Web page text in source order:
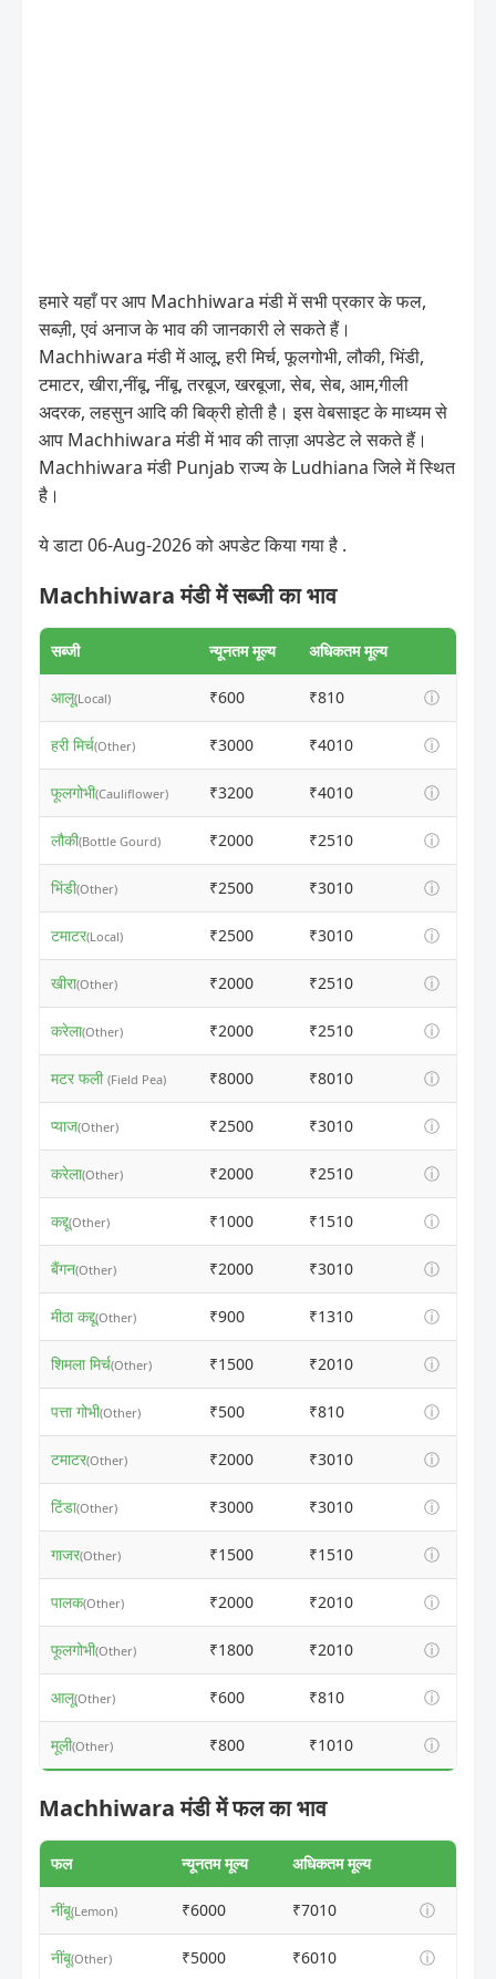
हमारे यहाँ पर आप Machhiwara मंडी में सभी प्रकार के फल,
सब्ज़ी, एवं अनाज के भाव की जानकारी ले सकते हैं।
Machhiwara मंडी में आलू, हरी मिर्च, फूलगोभी, लौकी, भिंडी,
टमाटर, खीरा,नींबू, नींबू, तरबूज, खरबूजा, सेब, सेब, आम,गीली
अदरक, लहसुन आदि की बिक्री होती है। इस वेबसाइट के माध्यम से
आप Machhiwara मंडी में भाव की ताज़ा अपडेट ले सकते हैं।
Machhiwara मंडी Punjab राज्य के Ludhiana जिले में स्थित
है।
ये डाटा 06-Aug-2026 को अपडेट किया गया है .
Machhiwara मंडी में सब्जी का भाव
सब्जी न्यूनतम मूल्य अधिकतम मूल्य
आलू(Local) ₹600 ₹810 ⓘ
हरी मिर्च(Other) ₹3000 ₹4010 ⓘ
फूलगोभी(Cauliflower) ₹3200 ₹4010 ⓘ
लौकी(Bottle Gourd) ₹2000 ₹2510 ⓘ
भिंडी(Other) ₹2500 ₹3010 ⓘ
टमाटर(Local) ₹2500 ₹3010 ⓘ
खीरा(Other) ₹2000 ₹2510 ⓘ
करेला(Other) ₹2000 ₹2510 ⓘ
मटर फली (Field Pea) ₹8000 ₹8010 ⓘ
प्याज(Other) ₹2500 ₹3010 ⓘ
करेला(Other) ₹2000 ₹2510 ⓘ
कद्दू(Other) ₹1000 ₹1510 ⓘ
बैंगन(Other) ₹2000 ₹3010 ⓘ
मीठा कद्दू(Other) ₹900 ₹1310 ⓘ
शिमला मिर्च(Other) ₹1500 ₹2010 ⓘ
पत्ता गोभी(Other) ₹500 ₹810 ⓘ
टमाटर(Other) ₹2000 ₹3010 ⓘ
टिंडा(Other) ₹3000 ₹3010 ⓘ
गाजर(Other) ₹1500 ₹1510 ⓘ
पालक(Other) ₹2000 ₹2010 ⓘ
फूलगोभी(Other) ₹1800 ₹2010 ⓘ
आलू(Other) ₹600 ₹810 ⓘ
मूली(Other) ₹800 ₹1010 ⓘ
Machhiwara मंडी में फल का भाव
फल न्यूनतम मूल्य अधिकतम मूल्य
नींबू(Lemon) ₹6000 ₹7010 ⓘ
नींबू(Other) ₹5000 ₹6010 ⓘ